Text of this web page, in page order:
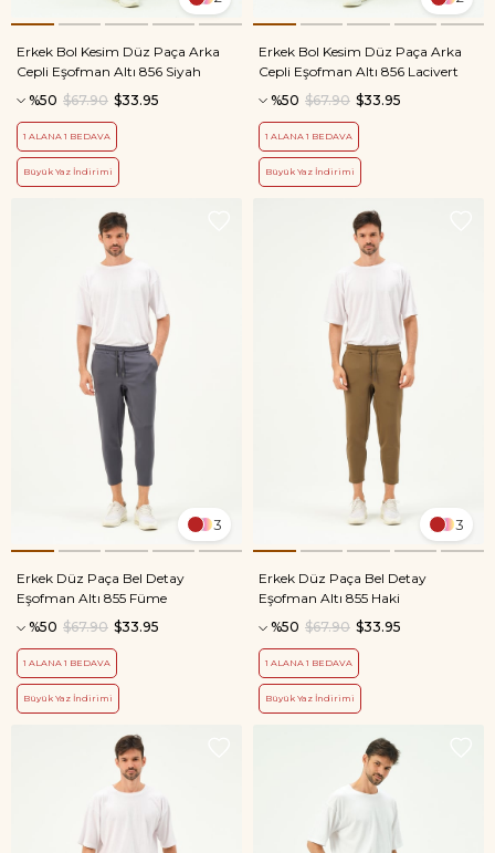
Erkek Bol Kesim Düz Paça Arka
Cepli Eşofman Altı 856 Siyah
%50
$33.95
$67.90
1 ALANA 1 BEDAVA
Büyük Yaz İndirimi
Erkek Bol Kesim Düz Paça Arka
Cepli Eşofman Altı 856 Lacivert
%50
$33.95
$67.90
1 ALANA 1 BEDAVA
Büyük Yaz İndirimi
3
Erkek Düz Paça Bel Detay
Eşofman Altı 855 Füme
%50
$33.95
$67.90
1 ALANA 1 BEDAVA
Büyük Yaz İndirimi
3
Erkek Düz Paça Bel Detay
Eşofman Altı 855 Haki
%50
$33.95
$67.90
1 ALANA 1 BEDAVA
Büyük Yaz İndirimi